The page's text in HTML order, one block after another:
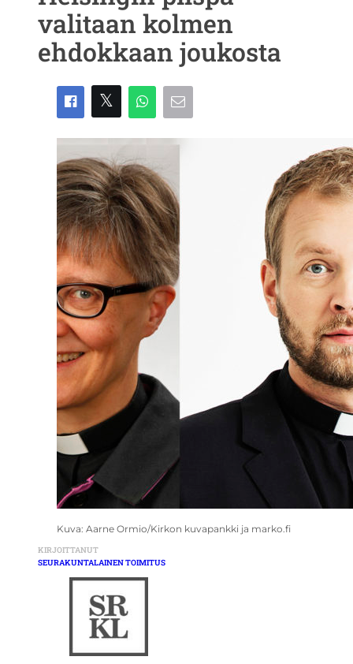
valitaan kolmen
ehdokkaan joukosta
Kuva: Aarne Ormio/Kirkon kuvapankki ja marko.fi
KIRJOITTANUT
SEURAKUNTALAINEN TOIMITUS